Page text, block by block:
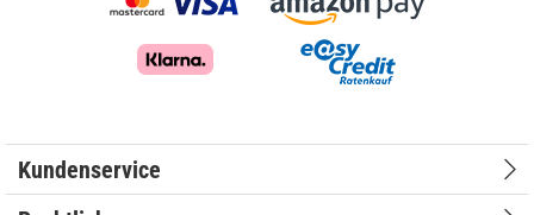
Kundenservice